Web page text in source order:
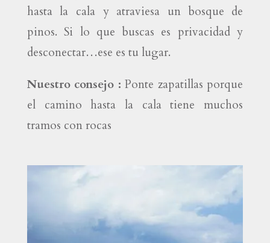
hasta la cala y atraviesa un bosque de
pinos. Si lo que buscas es privacidad y
desconectar…ese es tu lugar.
Nuestro consejo :Ponte zapatillas porque
el camino hasta la cala tiene muchos
tramos con rocas